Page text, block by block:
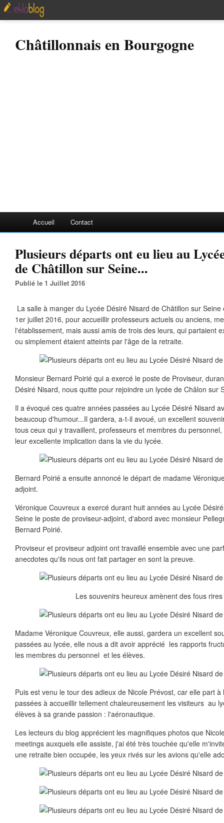
Châtillonnais en Bourgogne
Accueil Contact
Plusieurs départs ont eu lieu au
de Châtillon sur Seine...
Publié le 1 Juillet 2016
La salle à manger du Lycée Désiré Nisard de Châtillon sur
1er juillet 2016, pour accueillir professeurs actuels ou anciens,
l'établissement, mais aussi amis de trois des leurs, qui partaient
ou simplement étaient atteints par l'âge de la retraite.
Monsieur Bernard Poirié qui a exercé le poste de Proviseur,
Désiré Nisard, nous quitte pour rejoindre un lycée de Châlon sur
Il a évoqué ces quatre années passées au Lycée Désiré Nisard
beaucoup d'humour...Il gardera, a-t-il avoué, un excellent
tous ceux qui y travaillent, professeurs et membres du
leur excellente implication dans la vie du lycée.
Bernard Poirié a ensuite annoncé le départ de madame
adjoint.
Véronique Couvreux a exercé durant huit années au Lycée
Seine le poste de proviseur-adjoint, d'abord avec monsieur
Bernard Poirié.
Proviseur et proviseur adjoint ont travaillé ensemble avec une
anecdotes qu'ils nous ont fait partager en sont la preuve.
Les souvenirs heureux amènent des fous
Madame Véronique Couvreux, elle aussi, gardera un excellent
passées au lycée, elle nous a dit avoir apprécié les rapports
les membres du personnel et les élèves.
Puis est venu le tour des adieux de Nicole Prévost, car elle part
passées à accueillir tellement chaleureusement les visiteurs au
élèves à sa grande passion : l'aéronautique.
Les lecteurs du blog apprécient les magnifiques photos que
meetings auxquels elle assiste, j'ai été très touchée qu'elle
une retraite bien occupée, les yeux rivés sur les avions qu'elle